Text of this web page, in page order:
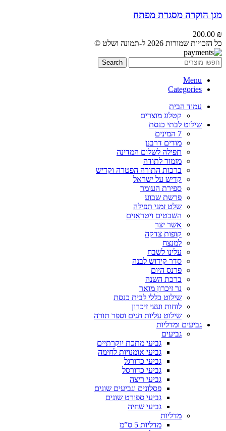
מגן הוקרה מסגרת מפתח
200.00 ₪
כל הזכויות שמורות 2026 ל-תמונה ושלט ©
Search
Menu
Categories
עמוד הבית
קטלוג מוצרים
שילוט לבתי כנסת
7 המינים
מודים דרבנן
תפילה לשלום המדינה
מזמור לתודה
ברכות התורה הפטרה וקדיש
קדיש על ישראל
ספירת העומר
פרשת שבוע
שלט זמני תפילה
השבטים ויטראזים
אשר יצר
קופות צדקה
למנצח
עלינו לשבח
סדר קידוש לבנה
פרנס היום
ברכת השנה
נר זיכרון מואר
שילוט כללי לבית כנסת
לוחות ועצי זיכרון
שילוט עליות חגים וספר תורה
גביעים ומדליות
גביעים
גביעי מתכת יוקרתיים
גביעי אומנויות לחימה
גביעי כדורגל
גביעי כדורסל
גביעי ריצה
פסלונים וגביעים שונים
גביעי ספורט שונים
גביעי שחיה
מדליות
מדליות 5 ס”מ